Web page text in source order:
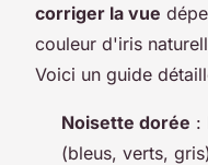
corriger la vue
couleur d'iris
Voici un guide
Noisette dorée :
(bleus, verts,